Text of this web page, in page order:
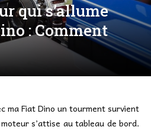
qui s’allume
: Comment
ma Fiat Dino un tourment survient
s’attise au tableau de bord.